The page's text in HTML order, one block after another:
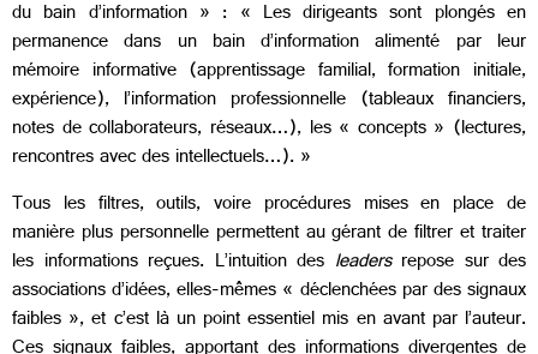
du bain d’information » : « Les dirigeants sont plongés en
permanence dans un bain d’information alimenté par leur
mémoire informative (apprentissage familial, formation initiale,
expérience), l’information professionnelle (tableaux financiers,
notes de collaborateurs, réseaux…), les « concepts » (lectures,
rencontres avec des intellectuels…). »
Tous les filtres, outils, voire procédures mises en place de
manière plus personnelle permettent au gérant de filtrer et traiter
les informations reçues. L’intuition des leadersrepose sur des
associations d’idées, elles-mêmes « déclenchées par des signaux
faibles », et c’est là un point essentiel mis en avant par l’auteur.